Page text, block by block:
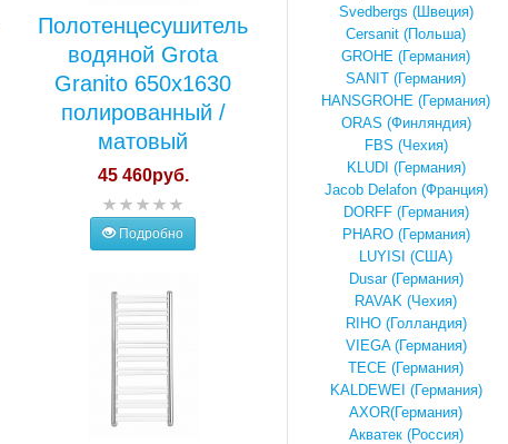
Полотенцесушитель
водяной Grota
Granito 650x1630
полированный /
матовый
45 460руб.
Подробно
Svedbergs (Швеция)
Cersanit (Польша)
GROHE (Германия)
SANIT (Германия)
HANSGROHE (Германия)
ORAS (Финляндия)
FBS (Чехия)
KLUDI (Германия)
Jacob Delafon (Франция)
DORFF (Германия)
PHARO (Германия)
LUYISI (США)
Dusar (Германия)
RAVAK (Чехия)
RIHO (Голландия)
VIEGA (Германия)
TECE (Германия)
KALDEWEI (Германия)
AXOR(Германия)
Акватек (Россия)